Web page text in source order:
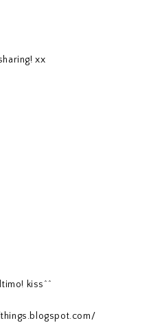
xx
kiss^^